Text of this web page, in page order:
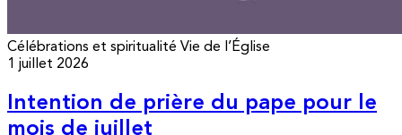
Célébrations et spiritualité Vie de l’Église
1 juillet 2026
Intention de prière du pape pour le
mois de juillet